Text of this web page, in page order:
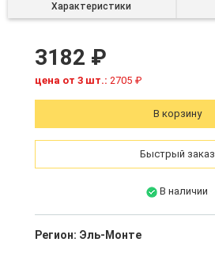
Характеристики
3182 ₽
цена от 3 шт.: 2705 ₽
В корзину
Быстрый заказ
В наличии
Регион: Эль-Монте